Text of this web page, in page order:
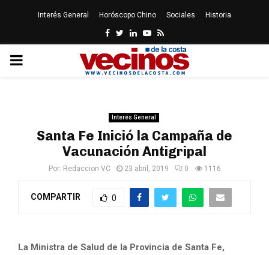
Interés General Horóscopo Chino Sociales Historia
Facebook
Twitter
LinkedinYoutube
Rss
PRIMARY
Interés General
Santa Fe Inició la Campaña de
Vacunación Antigripal
Por: Redaccion VC 23 abril, 2019 0 1116
COMPARTIR 0
La Ministra de Salud de la Provincia de Santa Fe,